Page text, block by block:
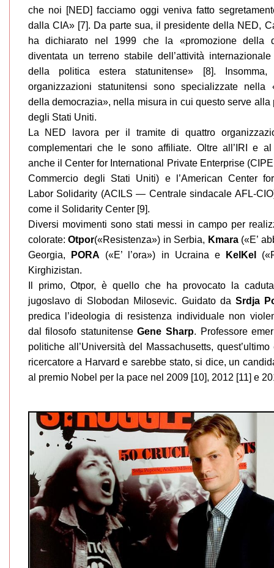
che noi [NED] facciamo oggi veniva fatto
dalla CIA» [7]. Da parte sua, il presidente della NED,
ha dichiarato nel 1999 che la «promozione della
diventata un terreno stabile dell’attività
della politica estera statunitense» [8]. Insomma,
organizzazioni statunitensi sono specializzate nella
della democrazia», nella misura in cui questo serve alla
degli Stati Uniti.
La NED lavora per il tramite di quattro
complementari che le sono affiliate. Oltre all’IRI e
anche il Center for International Private Enterprise
Commercio degli Stati Uniti) e l’American Center
Labor Solidarity (ACILS — Centrale sindacale AFL-
come il Solidarity Center [9].
Diversi movimenti sono stati messi in campo per
colorate:Otpor(«Resistenza») in Serbia, Kmara(«E’
Georgia,
PORA («E’ l’ora») in Ucraina e KelKel
Kirghizistan.
Il primo, Otpor, è quello che ha provocato la
jugoslavo di Slobodan Milosevic. Guidato daSrdja
predica l’ideologia di resistenza individuale non
dal filosofo statunitenseGene Sharp. Professore
politiche all’Università del Massachusetts,
ricercatore a Harvard e sarebbe stato, si dice, un
al premio Nobel per la pace nel 2009 [10], 2012 [11] e